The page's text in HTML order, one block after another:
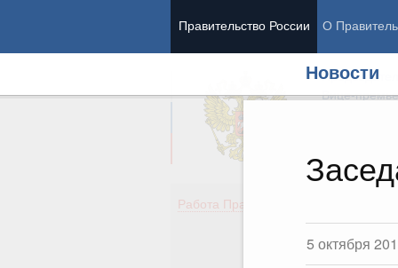
Правительство России О
Новости
5 октября
Вице-
Работа Правительства